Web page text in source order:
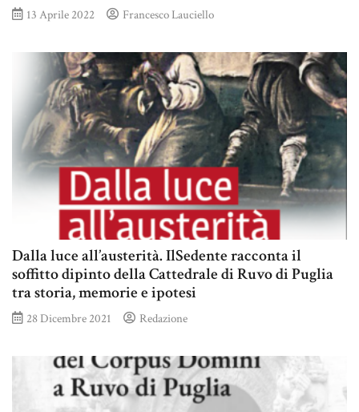
13 Aprile 2022 Francesco Lauciello
Dalla luce all’austerità. IlSedente racconta il
soffitto dipinto della Cattedrale di Ruvo di Puglia
tra storia, memorie e ipotesi
28 Dicembre 2021 Redazione